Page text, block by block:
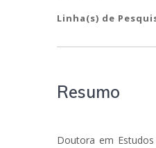
Linha(s) de
Resumo
Doutora em